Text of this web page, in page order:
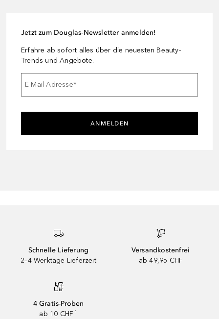
Jetzt zum Douglas-Newsletter anmelden!
Erfahre ab sofort alles über die neuesten Beauty-
Trends und Angebote.
E-Mail-Adresse*
ANMELDEN
Schnelle Lieferung
2–4 Werktage Lieferzeit
Versandkostenfrei
ab 49,95 CHF
4 Gratis-Proben
ab 10 CHF ¹